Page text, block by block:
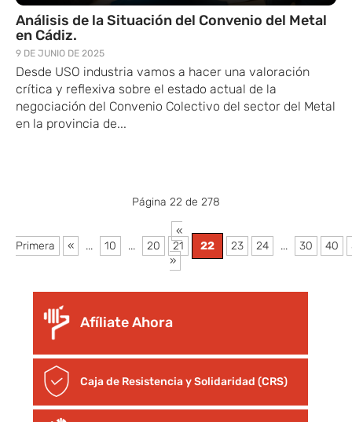
Análisis de la Situación del Convenio del Metal
en Cádiz.
9 DE JUNIO DE 2025
Desde USO industria vamos a hacer una valoración
crítica y reflexiva sobre el estado actual de la
negociación del Convenio Colectivo del sector del Metal
en la provincia de...
Página 22 de 278
«
Primera
« ... 10 ... 20 21 22 23 24 ... 30 40
»
Afíliate Ahora
Caja de Resistencia y Solidaridad (CRS)